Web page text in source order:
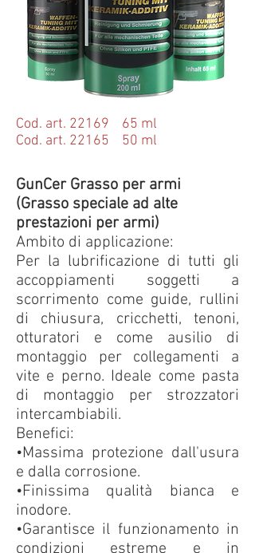
Cod. art. 22169 65 ml
Cod. art. 22165 50 ml
GunCer Grasso per armi
(Grasso speciale ad alte
prestazioni per armi)
Ambito di applicazione:
Per la lubrificazione di tutti gli
accoppiamenti soggetti a
scorrimento come guide, rullini
di chiusura, cricchetti, tenoni,
otturatori e come ausilio di
montaggio per collegamenti a
vite e perno. Ideale come pasta
di montaggio per strozzatori
intercambiabili.
Benefici:
•Massima protezione dall'usura
e dalla corrosione.
•Finissima qualità bianca e
inodore.
•Garantisce il funzionamento in
condizioni estreme e in